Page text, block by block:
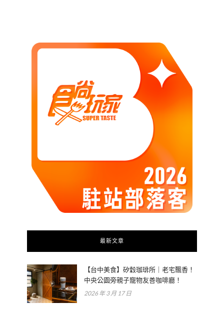
最新文章
【台中美食】矽穀珈琲所｜老宅飄香！
中央公園旁親子寵物友善咖啡廳！
2026 年 3 月 17 日